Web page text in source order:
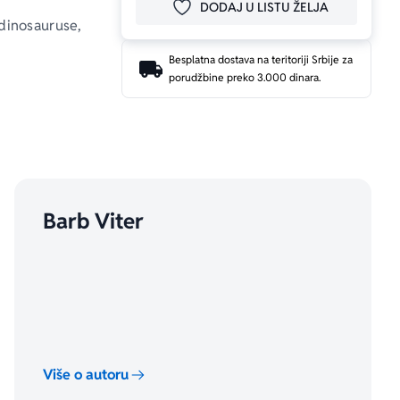
DODAJ U OMILJENE
DODAJ U LISTU ŽELJA
Besplatna dostava na teritoriji Srbije za
porudžbine preko 3.000 dinara.
Barb Viter
Više o autoru